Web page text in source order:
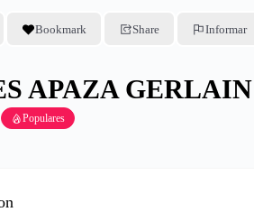
Bookmark Share Informar
APAZA
Populares